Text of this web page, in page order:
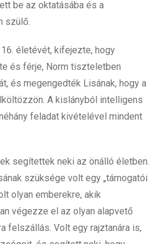
be az oktatásába és a
szülő.
életévét, kifejezte, hogy
és férje, Norm tiszteletben
és megengedték Lisának, hogy a
A kislányból intelligens
feladat kivételével mindent
segítettek neki az önálló életben.
szüksége volt egy „támogatói
olyan emberekre, akik
végezze el az olyan alapvető
felszállás. Volt egy rajztanára is,